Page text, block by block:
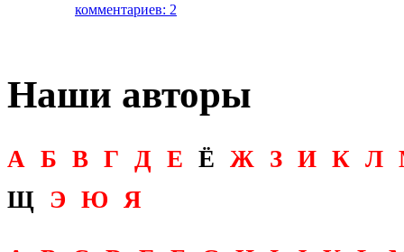
комментариев: 2
Наши авторы
А Б В Г Д Е Ё Ж З И К Л
Щ Э Ю Я